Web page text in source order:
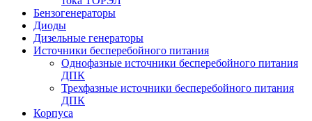
Бензогенераторы
Диоды
Дизельные генераторы
Источники бесперебойного питания
Однофазные источники бесперебойного питания
ДПК
Трехфазные источники бесперебойного питания
ДПК
Корпуса